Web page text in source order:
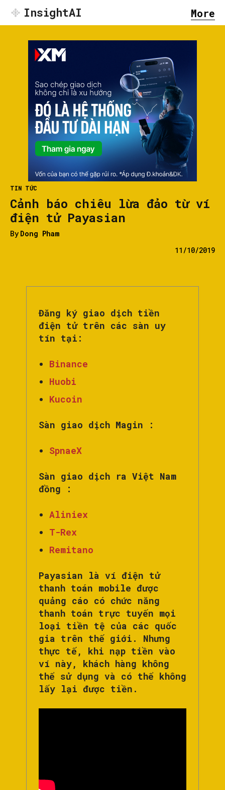
InsightAI More
TIN TỨC
Cảnh báo chiêu lừa đảo từ ví
điện tử Payasian
By Dong Pham
11/10/2019
Đăng ký giao dịch tiền
điện tử trên các sàn uy
tín tại:
Binance
Huobi
Kucoin
Sàn giao dịch Magin :
SpnaeX
Sàn giao dịch ra Việt Nam
đồng :
Aliniex
T-Rex
Remitano
Payasian là ví điện tử
thanh toán mobile được
quảng cáo có chức năng
thanh toán trực tuyến mọi
loại tiền tệ của các quốc
gia trên thế giới. Nhưng
thực tế, khi nạp tiền vào
ví này, khách hàng không
thể sử dụng và có thể không
lấy lại được tiền.